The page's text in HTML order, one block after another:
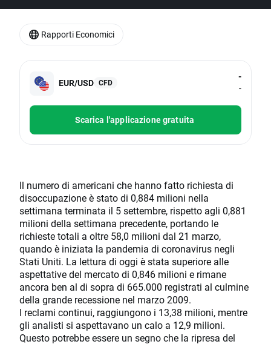
EUR/USD CFD
-
-
Scarica l'applicazione gratuita
Il numero di americani che hanno fatto richiesta di
disoccupazione è stato di 0,884 milioni nella
settimana terminata il 5 settembre, rispetto agli 0,881
milioni della settimana precedente, portando le
richieste totali a oltre 58,0 milioni dal 21 marzo,
quando è iniziata la pandemia di coronavirus negli
Stati Uniti. La lettura di oggi è stata superiore alle
aspettative del mercato di 0,846 milioni e rimane
ancora ben al di sopra di 665.000 registrati al culmine
della grande recessione nel marzo 2009.
I reclami continui, raggiungono i 13,38 milioni, mentre
gli analisti si aspettavano un calo a 12,9 milioni.
Questo potrebbe essere un segno che la ripresa del
Rapporti Economici